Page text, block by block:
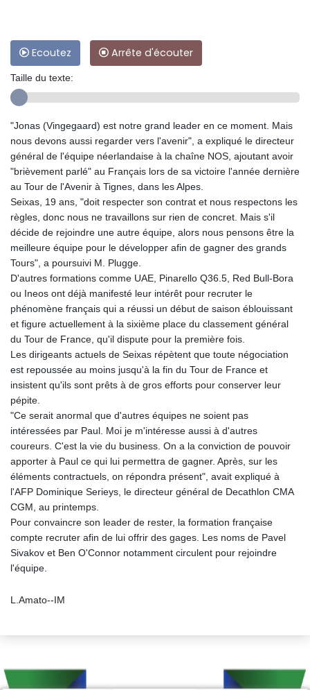
Ecoutez Arrête d'écouter
Taille du texte:
"Jonas (Vingegaard) est notre grand leader en ce moment. Mais
nous devons aussi regarder vers l'avenir", a expliqué le directeur
général de l'équipe néerlandaise à la chaîne NOS, ajoutant avoir
"brièvement parlé" au Français lors de sa victoire l'année dernière
au Tour de l'Avenir à Tignes, dans les Alpes.
Seixas, 19 ans, "doit respecter son contrat et nous respectons les
règles, donc nous ne travaillons sur rien de concret. Mais s'il
décide de rejoindre une autre équipe, alors nous pensons être la
meilleure équipe pour le développer afin de gagner des grands
Tours", a poursuivi M. Plugge.
D'autres formations comme UAE, Pinarello Q36.5, Red Bull-Bora
ou Ineos ont déjà manifesté leur intérêt pour recruter le
phénomène français qui a réussi un début de saison éblouissant
et figure actuellement à la sixième place du classement général
du Tour de France, qu'il dispute pour la première fois.
Les dirigeants actuels de Seixas répètent que toute négociation
est repoussée au moins jusqu'à la fin du Tour de France et
insistent qu'ils sont prêts à de gros efforts pour conserver leur
pépite.
"Ce serait anormal que d'autres équipes ne soient pas
intéressées par Paul. Moi je m'intéresse aussi à d'autres
coureurs. C'est la vie du business. On a la conviction de pouvoir
apporter à Paul ce qui lui permettra de gagner. Après, sur les
éléments contractuels, on répondra présent", avait expliqué à
l'AFP Dominique Serieys, le directeur général de Decathlon CMA
CGM, au printemps.
Pour convaincre son leader de rester, la formation française
compte recruter afin de lui offrir des gages. Les noms de Pavel
Sivakov et Ben O'Connor notamment circulent pour rejoindre
l'équipe.
L.Amato--IM